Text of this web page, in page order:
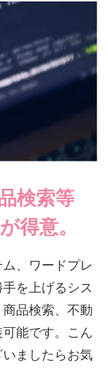
検索等
得意。
、ワードプレ
を上げるシス
品検索、不動
能です。こん
ましたらお気